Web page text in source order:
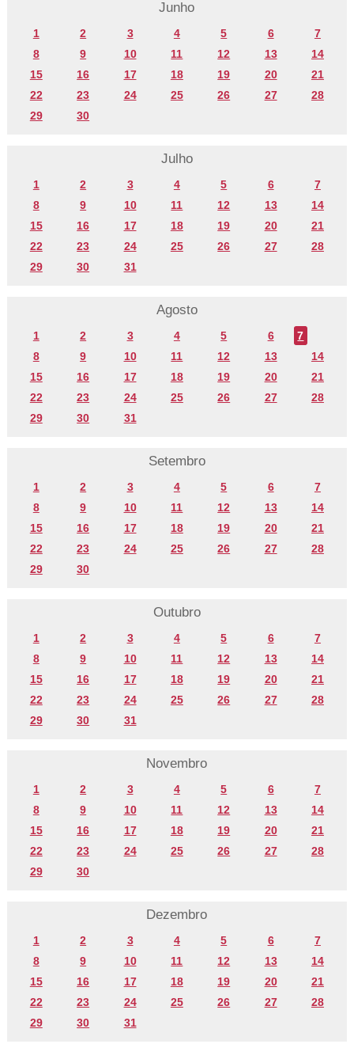
Junho
1 2 3 4 5 6
7
8
9 10 11 12 13
14
15
16 17 18 19 20
21
22
23 24 25 26 27
28
29
30
Julho
1 2 3 4 5 6
7
8
9 10 11 12 13
14
15
16 17 18 19 20
21
22
23 24 25 26 27
28
29
30 31
Agosto
1 2 3 4 5 6
7
8
9 10 11 12 13
14
15
16 17 18 19 20
21
22
23 24 25 26 27
28
29
30 31
Setembro
1 2 3 4 5 6
7
8
9 10 11 12 13
14
15
16 17 18 19 20
21
22
23 24 25 26 27
28
29
30
Outubro
1 2 3 4 5 6
7
8
9 10 11 12 13
14
15
16 17 18 19 20
21
22
23 24 25 26 27
28
29
30 31
Novembro
1 2 3 4 5 6
7
8
9 10 11 12 13
14
15
16 17 18 19 20
21
22
23 24 25 26 27
28
29
30
Dezembro
1 2 3 4 5 6
7
8
9 10 11 12 13
14
15
16 17 18 19 20
21
22
23 24 25 26 27
28
29
30 31